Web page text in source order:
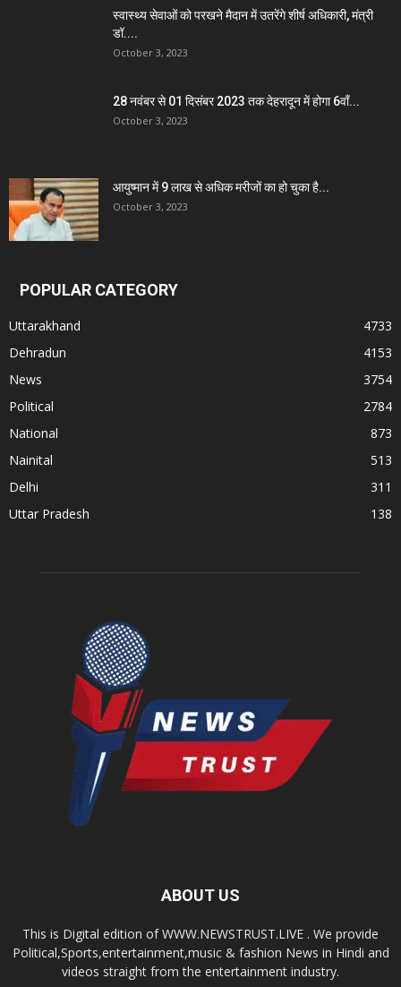
स्वास्थ्य सेवाओं को परखने मैदान में उतरेंगे शीर्ष अधिकारी, मंत्री
डॉ....
October 3, 2023
28 नवंबर से 01 दिसंबर 2023 तक देहरादून में होगा 6वाँ...
October 3, 2023
आयुष्मान में 9 लाख से अधिक मरीजों का हो चुका है...
October 3, 2023
POPULAR CATEGORY
Uttarakhand
4733
Dehradun
4153
News
3754
Political
2784
National
873
Nainital
513
Delhi
311
Uttar Pradesh
138
ABOUT US
This is Digital edition of WWW.NEWSTRUST.LIVE . We provide
Political,Sports,entertainment,music & fashion News in Hindi and
videos straight from the entertainment industry.